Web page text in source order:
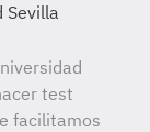
Sevilla
test
facilitamos